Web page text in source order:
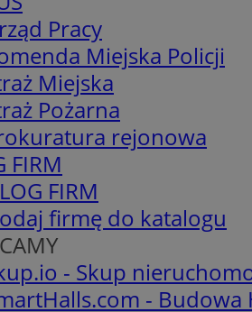
Pracy
Miejska Policji
Miejska
Pożarna
rejonowa
FIRM
FIRM
firmę do katalogu
- Skup
- Budowa